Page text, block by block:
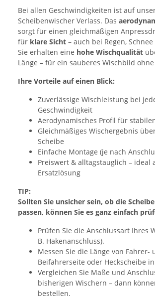
Bei allen Geschwindigkeiten ist auf
Scheibenwischer Verlass. Das
sorgt für einen gleichmäßigen
für klare Sicht – auch bei Regen,
Sie erhalten eine hohe Wischqualität
Länge – für ein sauberes Wischbild
Ihre Vorteile auf einen Blick:
Zuverlässige Wischleistung bei
Geschwindigkeit
Aerodynamisches Profil für
Gleichmäßiges Wischergebnis
Scheibe
Einfache Montage (je nach
Preiswert & alltagstauglich – ideal
Ersatzlösung
TIP:
Sollten Sie unsicher sein, ob die
passen, können Sie es ganz einfach
Prüfen Sie die Anschlussart Ihres
B. Hakenanschluss).
Messen Sie die Länge von Fahrer-
Beifahrerseite oder Heckscheibe
Vergleichen Sie Maße und
bisherigen Wischern – dann
bestellen.